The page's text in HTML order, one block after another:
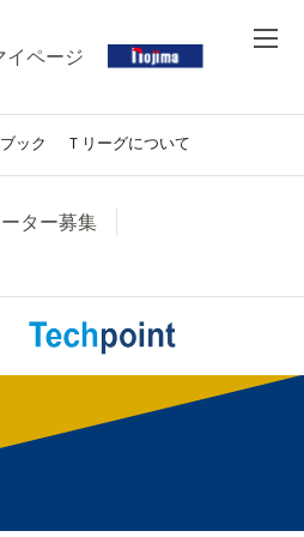
イページ
ック Ｔリーグについて
ター募集